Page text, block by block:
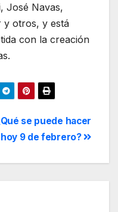
José Navas,
y otros, y está
con la creación
se puede hacer
hoy 9 de febrero?